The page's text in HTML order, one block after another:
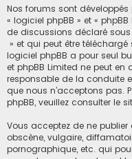
Nos forums sont
« logiciel phpBB » et «
de discussions déclaré sous
» et qui peut être téléchargé
logiciel phpBB a pour seul
et phpBB Limited ne peut
responsable de la conduite
que nous n’acceptons pas.
phpBB, veuillez consulter le
Vous acceptez de ne
obscène, vulgaire,
pornographique, etc. qui